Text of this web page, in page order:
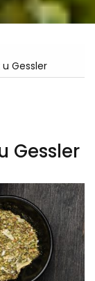
Gessler
Gessler